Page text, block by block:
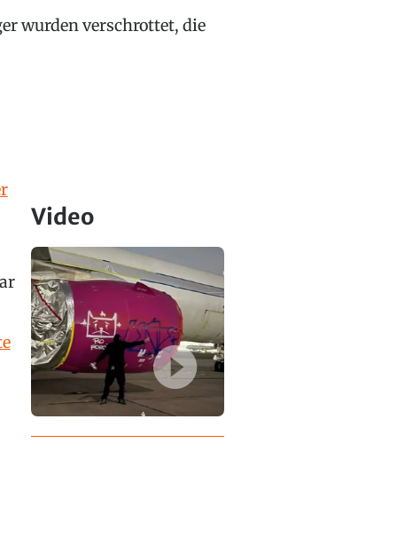
wurden verschrottet, die
Video